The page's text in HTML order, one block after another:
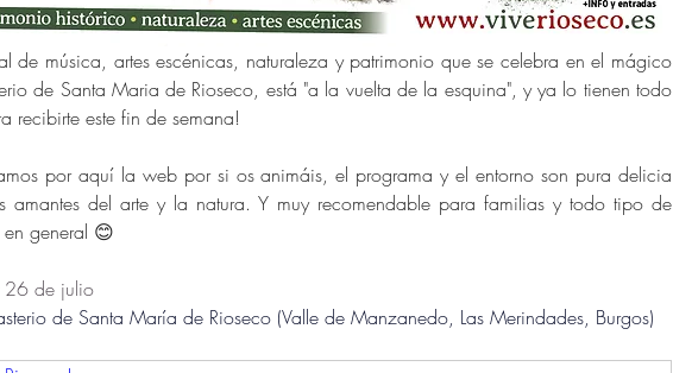
de música, artes escénicas, naturaleza y patrimonio que se celebra en el mágico
de Santa Maria de Rioseco, está "a la vuelta de la esquina", y ya lo tienen todo
recibirte este fin de semana!
por aquí la web por si os animáis, el programa y el entorno son pura delicia
amantes del arte y la natura. Y muy recomendable para familias y todo tipo de
general 😊
de julio
de Santa María de Rioseco (Valle de Manzanedo, Las Merindades, Burgos)